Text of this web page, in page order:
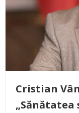
Cristian
„Sănătatea